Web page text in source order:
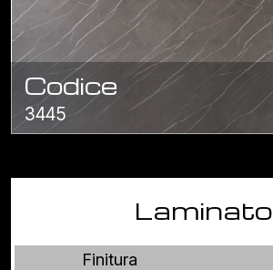
Codice
3445
Laminato
Finitura